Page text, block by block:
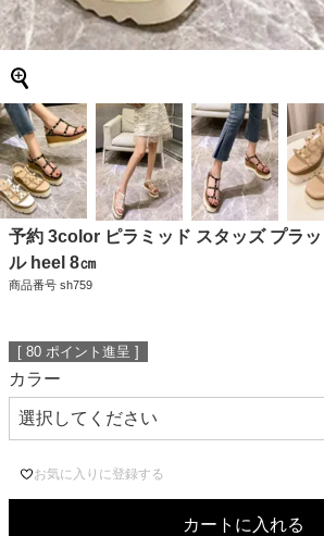
予約 3color ピラミッド スタッズ プラ
ル heel 8㎝
商品番号 sh759
[ 80 ポイント進呈 ]
カラー
お気に入りに登録する
カートに入れる